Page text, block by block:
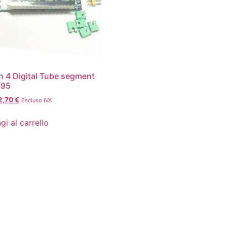
4 Digital Tube segment
€ Escluso IVA
al carrello